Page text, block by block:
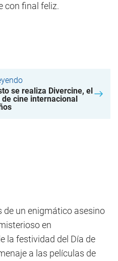
con final feliz.
se realiza Divercine, el
cine internacional
de un enigmático asesino
en
la festividad del Día de
a las películas de